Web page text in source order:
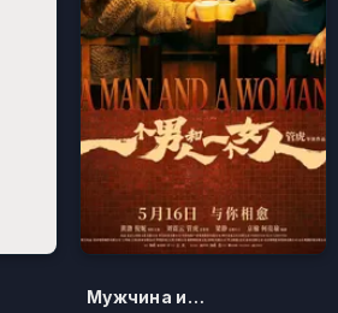
Мужчина и женщина